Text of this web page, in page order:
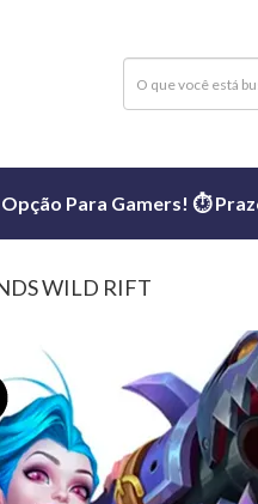
Para Gamers! ⏱️
WILD RIFT